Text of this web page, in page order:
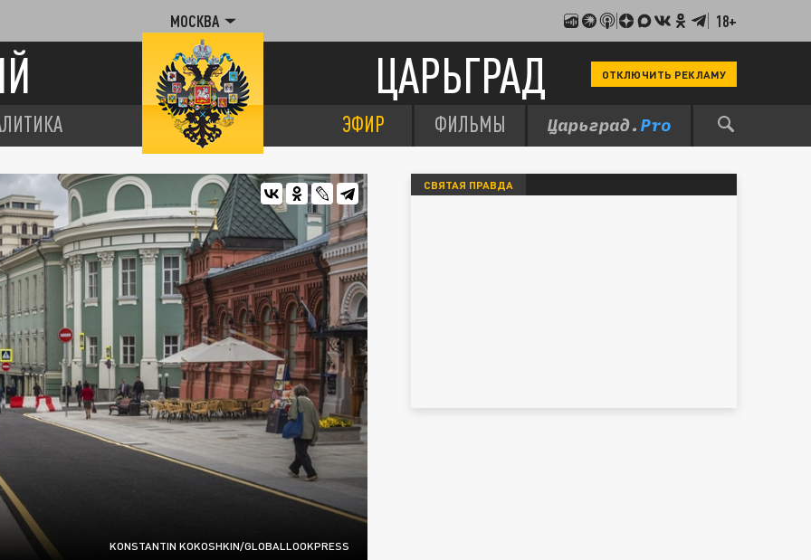
МОСКВА 18+
ЦАРЬГРАД ОТКЛЮЧИТЬ РЕКЛАМУ
ЭФИР ФИЛЬМЫ
KONSTANTIN KOKOSHKIN/GLOBALLOOKPRESS
СВЯТАЯ ПРАВДА